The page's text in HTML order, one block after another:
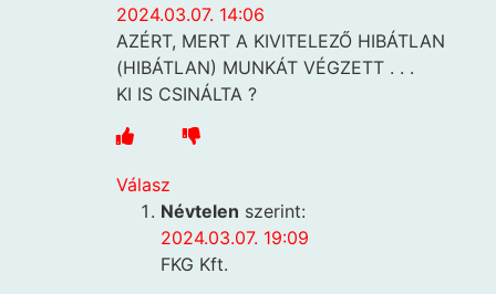
2024.03.07. 14:06
AZÉRT, MERT A KIVITELEZŐ HIBÁTLAN
(HIBÁTLAN) MUNKÁT VÉGZETT . . .
KI IS CSINÁLTA ?
Válasz
Névtelen szerint:
2024.03.07. 19:09
FKG Kft.